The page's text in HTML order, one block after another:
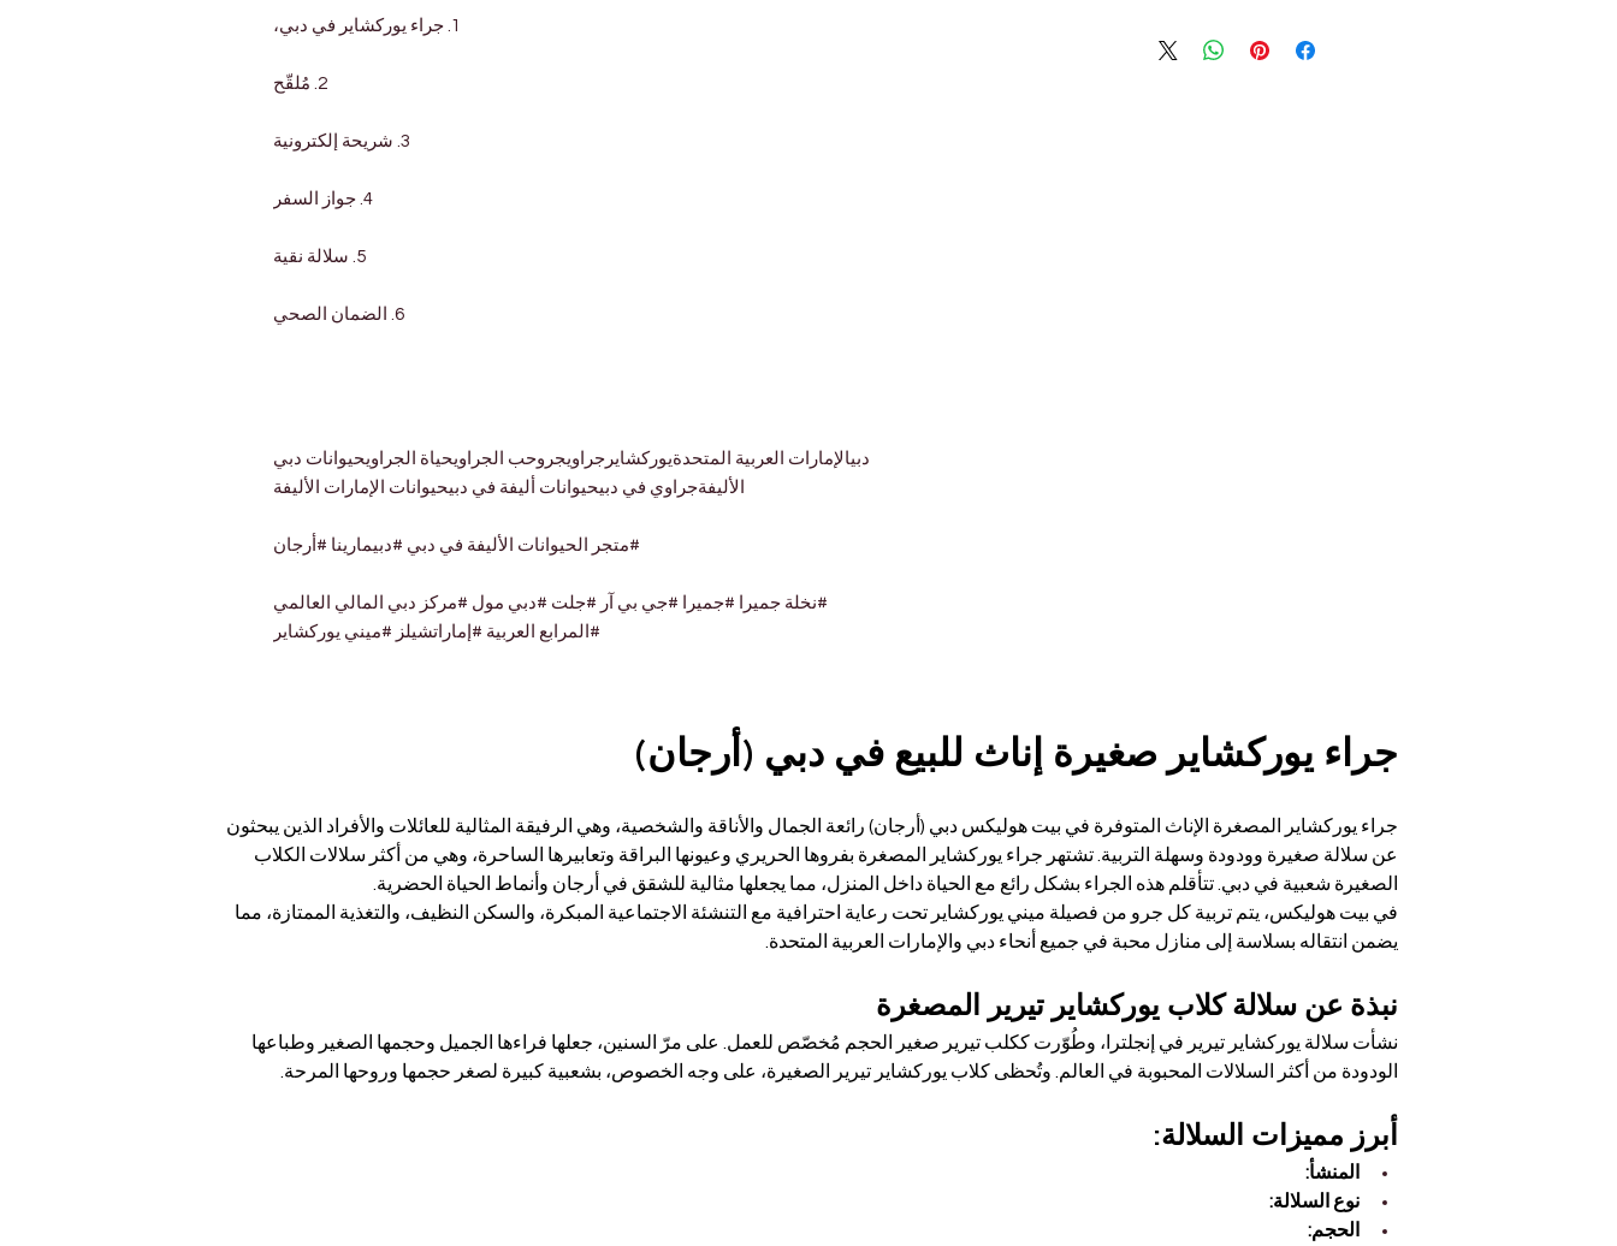
1. جراء يوركشاير في دبي،
2. مُلقّح
3. شريحة إلكترونية
4. جواز السفر
5. سلالة نقية
6. الضمان الصحي
دبيالإمارات العربية المتحدةيوركشايرجراويجروحب الجراويحياة الجراويحيوانات دبي
الأليفةجراوي في دبيحيوانات أليفة في دبيحيوانات الإمارات الأليفة
#متجر الحيوانات الأليفة في دبي #دبيمارينا #أرجان
#نخلة جميرا #جميرا #جي بي آر #جلت #دبي مول #مركز دبي المالي العالمي
#المرابع العربية #إماراتشيلز #ميني يوركشاير
جراء يوركشاير صغيرة إناث للبيع في دبي (أرجان)
جراء يوركشاير المصغرة الإناث المتوفرة في بيت هوليكس دبي (أرجان) رائعة الجمال والأناقة والشخصية، وهي الرفيقة المثالية للعائلات والأفراد الذين يبحثون
عن سلالة صغيرة وودودة وسهلة التربية. تشتهر جراء يوركشاير المصغرة بفروها الحريري وعيونها البراقة وتعابيرها الساحرة، وهي من أكثر سلالات الكلاب
الصغيرة شعبية في دبي. تتأقلم هذه الجراء بشكل رائع مع الحياة داخل المنزل، مما يجعلها مثالية للشقق في أرجان وأنماط الحياة الحضرية.
في بيت هوليكس، يتم تربية كل جرو من فصيلة ميني يوركشاير تحت رعاية احترافية مع التنشئة الاجتماعية المبكرة، والسكن النظيف، والتغذية الممتازة، مما
يضمن انتقاله بسلاسة إلى منازل محبة في جميع أنحاء دبي والإمارات العربية المتحدة.
نبذة عن سلالة كلاب يوركشاير تيرير المصغرة
نشأت سلالة يوركشاير تيرير في إنجلترا، وطُوّرت ككلب تيرير صغير الحجم مُخصّص للعمل. على مرّ السنين، جعلها فراءها الجميل وحجمها الصغير وطباعها
الودودة من أكثر السلالات المحبوبة في العالم. وتُحظى كلاب يوركشاير تيرير الصغيرة، على وجه الخصوص، بشعبية كبيرة لصغر حجمها وروحها المرحة.
أبرز مميزات السلالة:
المنشأ:
نوع السلالة:
الحجم: